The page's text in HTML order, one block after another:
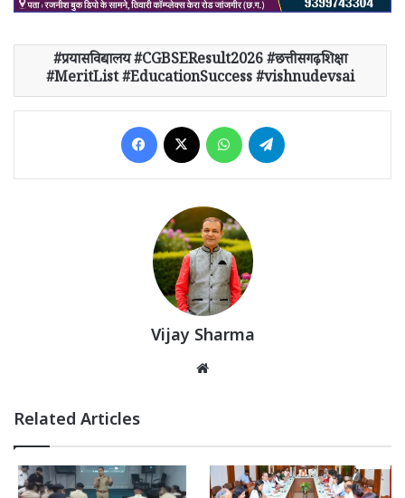
प्रयासविद्यालय #CGBSEResult2026 #छत्तीसगढ़शिक्षा
#MeritList #EducationSuccess #vishnudevsai
Facebook WhatsApp
Vijay Sharma
Related Articles